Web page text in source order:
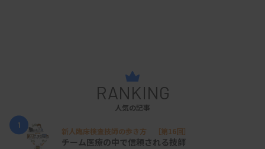
RANKING
人気の記事
1
新人臨床検査技師の歩き方 ［第16回］
チーム医療の中で信頼される技師